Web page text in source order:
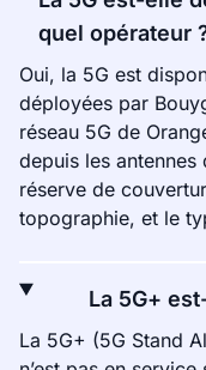
quel opérateur
Oui, la 5G est
déployées par
réseau 5G de
depuis les
réserve de
topographie, et le
La 5G+
La 5G+ (5G Stand